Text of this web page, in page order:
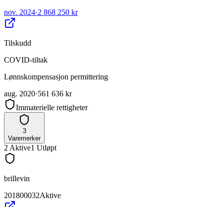
nov. 2024·2 868 250 kr
Tilskudd
COVID-tiltak
Lønnskompensasjon permittering
aug. 2020·561 636 kr
Immaterielle rettigheter
3
Varemerker
2 Aktive1 Utløpt
brillevin
201800032Aktive